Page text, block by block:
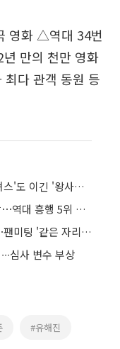
영화 △역대 34번
만의 천만 영화
다 관객 동원 등
'왕과 사는 남자' 1400만 돌파⋯'어벤져스'도 이긴 '왕사남' 열풍
'왕사남', 오늘(20일) 1400만 돌파 전망⋯역대 흥행 5위 눈앞
박지훈, '왕사남' 흥행 이어 기쁜 소식⋯팬미팅 '같은 자리' 개최
심사 변수 부상
#유해진